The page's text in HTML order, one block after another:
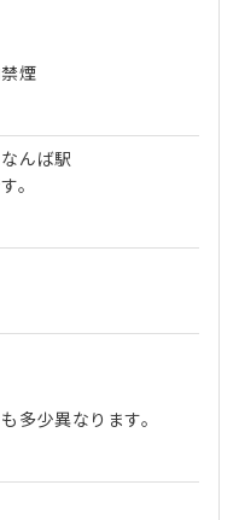
煙
んば駅
。
多少異なります。